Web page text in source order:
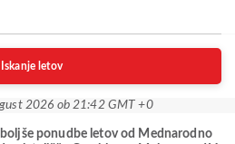
Iskanje letov
2026 ob 21:42 GMT +0
ponudbe letov od Mednarodno